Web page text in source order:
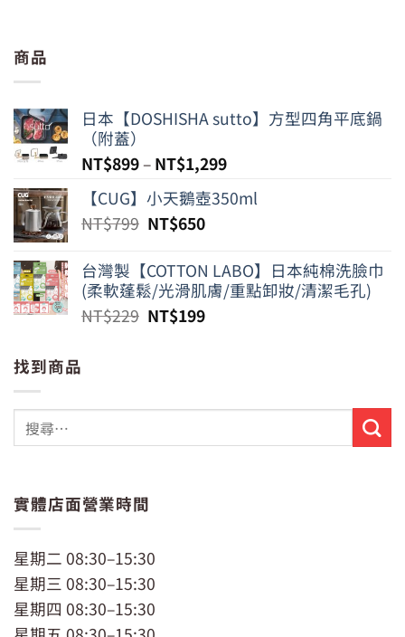
商品
日本【DOSHISHA sutto】方型四角平底鍋
（附蓋）
NT$899– NT$1,299
【CUG】小天鵝壺350ml
NT$799 原
價
格：
NT$799。
NT$650目
價
格：
NT$650。
台灣製【COTTON LABO】日本純棉洗臉巾
(柔軟蓬鬆/光滑肌膚/重點卸妝/清潔毛孔)
NT$229 原
NT$199目
找到商品
實體店面營業時間
星期二 08:30–15:30
星期三 08:30–15:30
星期四 08:30–15:30